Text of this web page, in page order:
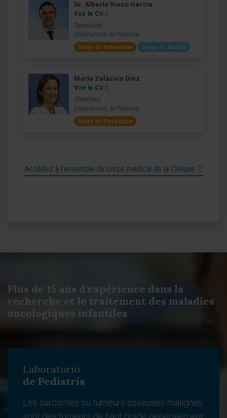
Dr. Alberto Vieco García
Voir le CV
Spécialiste
Département de Pédiatrie
Siège de Pampelune
Siège de Madrid
Marta Zalacain Díez
Voir le CV
Chercheur
Département de Pédiatrie
Siège de Pampelune
Accédez à l’ensemble du corps médical de la Clinique
Plus de 15 ans d’expérience dans la
recherche et le traitement des maladies
oncologiques infantiles
Laboratorio
de Pediatría
Les sarcomes ou tumeurs osseuses malignes